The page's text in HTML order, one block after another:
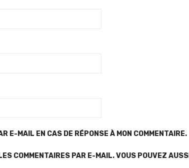
E-MAIL EN CAS DE RÉPONSE À MON COMMENTAIRE.
COMMENTAIRES PAR E-MAIL. VOUS POUVEZ AUSSI